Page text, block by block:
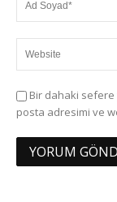
Bir dahaki sefere
posta adresimi ve